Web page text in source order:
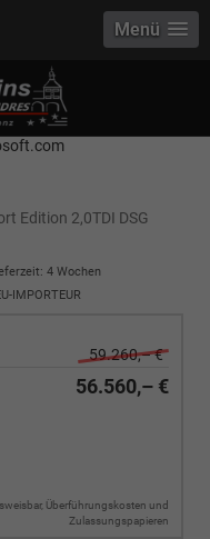
Points to address or value:
Host
or value: selector2-aee-
Menü
Edition 2,0TDI DSG
4 Wochen
IMPORTEUR
59.260,– €
56.560,– €
Überführungskosten und
Zulassungspapieren